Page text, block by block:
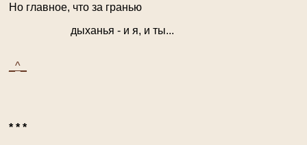
Но главное, что за гранью
дыханья - и я, и ты...
_^_
* * *